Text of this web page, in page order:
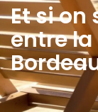
Et si on
entre